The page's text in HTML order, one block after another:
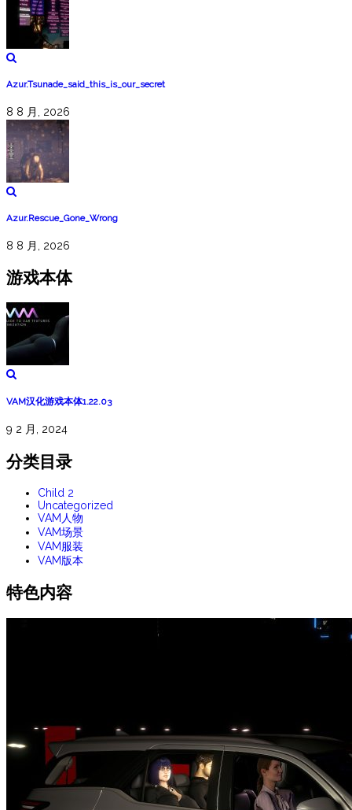
Azur.Tsunade_said_this_is_our_secret
8 8 月, 2026
Azur.Rescue_Gone_Wrong
8 8 月, 2026
游戏本体
VAM汉化游戏本体1.22.03
9 2 月, 2024
分类目录
Child 2
Uncategorized
VAM人物
VAM场景
VAM服装
VAM版本
特色内容